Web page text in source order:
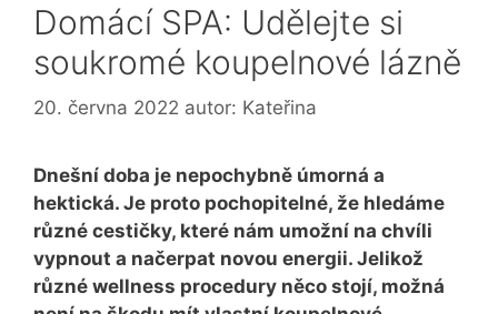
Domácí SPA: Udělejte si
soukromé koupelnové lázně
20. června 2022 autor: Kateřina
Dnešní doba je nepochybně úmorná a
hektická. Je proto pochopitelné, že hledáme
různé cestičky, které nám umožní na chvíli
vypnout a načerpat novou energii. Jelikož
různé wellness procedury něco stojí, možná